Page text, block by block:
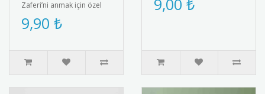
Zaferi’ni anmak için özel
olarak tasarlanmış rozet.
Öğrencilere, öğretmenlere
9,90 ₺
kutlayan anlamlı bir ödül
9,00 ₺